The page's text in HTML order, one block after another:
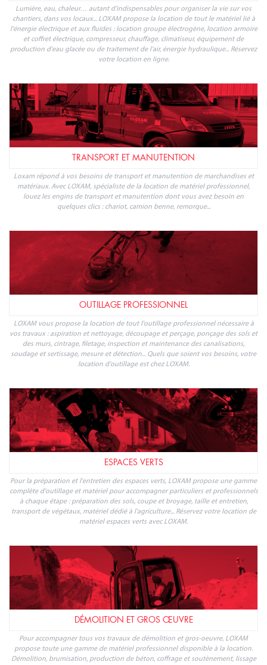
Lumière, eau, chaleur… autant d'indispensables pour organiser la vie sur vos
chantiers, dans vos locaux... LOXAM propose la location de tout le matériel lié à
l'énergie électrique et aux fluides : location groupe électrogène, location armoire
et coffret électrique, compresseur, chauffage, climatiseur, équipement de
production d'eau glacée ou de traitement de l'air, énergie hydraulique... Réservez
votre location en ligne.
TRANSPORT ET MANUTENTION
Loxam répond à vos besoins de transport et manutention de marchandises et
matériaux. Avec LOXAM, spécialiste de la location de matériel professionnel,
louez les engins de transport et manutention dont vous avez besoin en
quelques clics : chariot, camion benne, remorque...
OUTILLAGE PROFESSIONNEL
LOXAM vous propose la location de tout l'outillage professionnel nécessaire à
vos travaux : aspiration et nettoyage, découpage et perçage, ponçage des sols et
des murs, cintrage, filetage, inspection et maintenance des canalisations,
soudage et sertissage, mesure et détection... Quels que soient vos besoins, votre
location d'outillage est chez LOXAM.
ESPACES VERTS
Pour la préparation et l'entretien des espaces verts, LOXAM propose une gamme
complète d'outillage et matériel pour accompagner particuliers et professionnels
à chaque étape : préparation des sols, coupe et broyage, taille et entretien,
transport de végétaux, matériel dédié à l'agriculture... Réservez votre location de
matériel espaces verts avec LOXAM.
DÉMOLITION ET GROS ŒUVRE
Pour accompagner tous vos travaux de démolition et gros-oeuvre, LOXAM
propose toute une gamme de matériel professionnel disponible à la location.
Démolition, brumisation, production de béton, coffrage et soutènement, lissage